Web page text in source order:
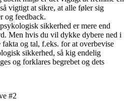
vigtigt at sikre, at alle føler sig
og feedback.
sikkerhed er mere end
Men hvis du vil dykke dybere ned i
og tal, f.eks. for at overbevise
sikkerhed, så kig endelig
og forklares begrebet og dets
#2